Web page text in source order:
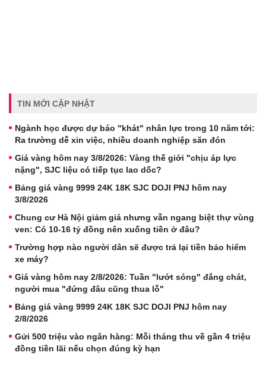
TIN MỚI CẬP NHẬT
Ngành học được dự báo "khát" nhân lực trong 10 năm tới:
Ra trường dễ xin việc, nhiều doanh nghiệp săn đón
Giá vàng hôm nay 3/8/2026: Vàng thế giới "chịu áp lực
nặng", SJC liệu có tiếp tục lao dốc?
Bảng giá vàng 9999 24K 18K SJC DOJI PNJ hôm nay
3/8/2026
Chung cư Hà Nội giảm giá nhưng vẫn ngang biệt thự vùng
ven: Có 10-16 tỷ đồng nên xuống tiền ở đâu?
Trường hợp nào người dân sẽ được trả lại tiền bảo hiểm
xe máy?
Giá vàng hôm nay 2/8/2026: Tuần "lướt sóng" đắng chát,
người mua "đứng đâu cũng thua lỗ"
Bảng giá vàng 9999 24K 18K SJC DOJI PNJ hôm nay
2/8/2026
Gửi 500 triệu vào ngân hàng: Mỗi tháng thu về gần 4 triệu
đồng tiền lãi nếu chọn đúng kỳ hạn